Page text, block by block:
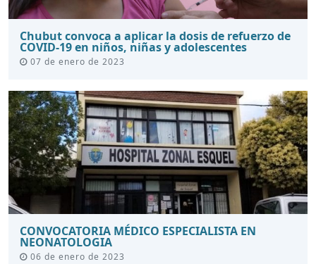
Chubut convoca a aplicar la dosis de refuerzo de
COVID-19 en niños, niñas y adolescentes
07 de enero de 2023
CONVOCATORIA MÉDICO ESPECIALISTA EN
NEONATOLOGIA
06 de enero de 2023